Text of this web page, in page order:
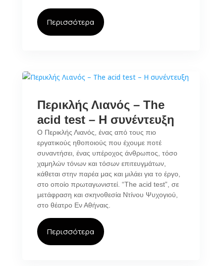
Περισσότερα
Περικλής Λιανός – The
acid test – Η συνέντευξη
Ο Περικλής Λιανός, ένας από τους πιο
εργατικούς ηθοποιούς που έχουμε ποτέ
συναντήσει, ένας υπέροχος άνθρωπος, τόσο
χαμηλών τόνων και τόσων επιτευγμάτων,
κάθεται στην παρέα μας και μιλάει για το έργο,
στο οποίο πρωταγωνιστεί. “The acid test”, σε
μετάφραση και σκηνοθεσία Ντίνου Ψυχογιού,
στο θέατρο Εν Αθήναις.
Περισσότερα